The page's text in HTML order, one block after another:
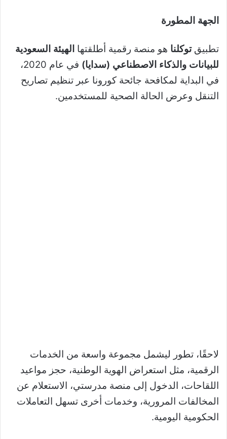
الجهة المطورة
تطبيقتوكلنا هو منصة رقمية أطلقتها الهيئة السعودية
للبيانات والذكاء الاصطناعي (سدايا)
في عام 2020،
في البداية لمكافحة جائحة كورونا عبر تنظيم تصاريح
التنقل وعرض الحالة الصحية للمستخدمين.
لاحقًا، تطور ليشمل مجموعة واسعة من الخدمات
الرقمية، مثل استعراض الهوية الوطنية، حجز مواعيد
اللقاحات، الدخول إلى منصة مدرستي، الاستعلام عن
المخالفات المرورية، وخدمات أخرى تسهل التعاملات
الحكومية اليومية.